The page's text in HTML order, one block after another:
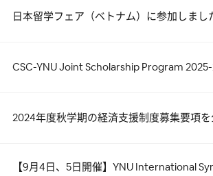
日本留学フェア（ベトナム）に参加しまし
CSC-YNU Joint Scholarship Program
2024年度秋学期の経済支援制度募集要項
【9月4日、5日開催】YNU International